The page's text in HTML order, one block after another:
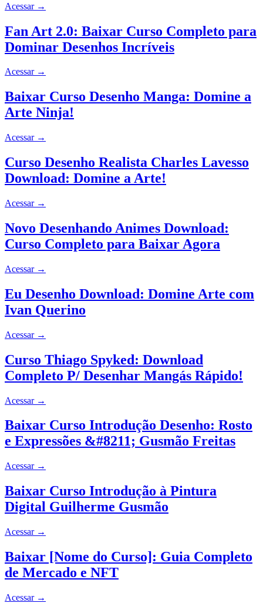
Acessar →
Fan Art 2.0: Baixar Curso Completo para
Dominar Desenhos Incríveis
Acessar →
Baixar Curso Desenho Manga: Domine a
Arte Ninja!
Acessar →
Curso Desenho Realista Charles Lavesso
Download: Domine a Arte!
Acessar →
Novo Desenhando Animes Download:
Curso Completo para Baixar Agora
Acessar →
Eu Desenho Download: Domine Arte com
Ivan Querino
Acessar →
Curso Thiago Spyked: Download
Completo P/ Desenhar Mangás Rápido!
Acessar →
Baixar Curso Introdução Desenho: Rosto
e Expressões &#8211; Gusmão Freitas
Acessar →
Baixar Curso Introdução à Pintura
Digital Guilherme Gusmão
Acessar →
Baixar [Nome do Curso]: Guia Completo
de Mercado e NFT
Acessar →